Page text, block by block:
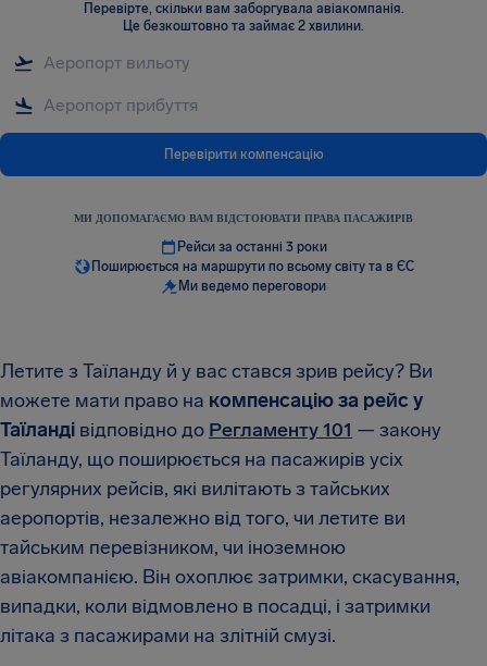
Перевірте, скільки вам заборгувала авіакомпанія.
Це безкоштовно та займає 2 хвилини.
Перевірити компенсацію
МИ ДОПОМАГАЄМО ВАМ ВІДСТОЮВАТИ ПРАВА ПАСАЖИРІВ
Рейси за останні 3 роки
Поширюється на маршрути по всьому світу та в ЄС
Ми ведемо переговори
Летите з Таїланду й у вас стався зрив рейсу? Ви
можете мати право на компенсацію за рейс у
Таїланді відповідно до Регламенту 101 — закону
Таїланду, що поширюється на пасажирів усіх
регулярних рейсів, які вилітають з тайських
аеропортів, незалежно від того, чи летите ви
тайським перевізником, чи іноземною
авіакомпанією. Він охоплює затримки, скасування,
випадки, коли відмовлено в посадці, і затримки
літака з пасажирами на злітній смузі.